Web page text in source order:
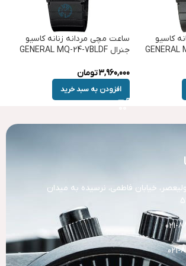
کاسیو
ساعت مچی مردانه زنانه کاسیو
جنرال GENERAL MQ-24-7BLDF
3,960,000تومان
افزودن به سبد خرید
خیابان فاطمی، نرسیده به میدان